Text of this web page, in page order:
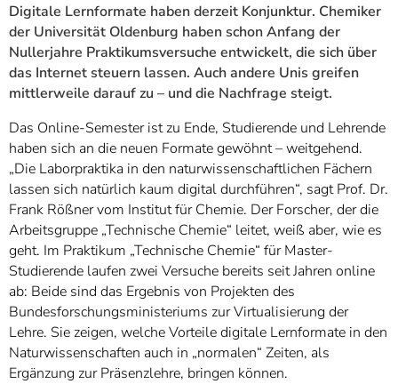
Digitale Lernformate haben derzeit Konjunktur. Chemiker
der Universität Oldenburg haben schon Anfang der
Nullerjahre Praktikumsversuche entwickelt, die sich über
das Internet steuern lassen. Auch andere Unis greifen
mittlerweile darauf zu – und die Nachfrage steigt.
Das Online-Semester ist zu Ende, Studierende und Lehrende
haben sich an die neuen Formate gewöhnt – weitgehend.
„Die Laborpraktika in den naturwissenschaftlichen Fächern
lassen sich natürlich kaum digital durchführen“, sagt Prof. Dr.
Frank Rößner vom Institut für Chemie. Der Forscher, der die
Arbeitsgruppe „Technische Chemie“ leitet, weiß aber, wie es
geht. Im Praktikum „Technische Chemie“ für Master-
Studierende laufen zwei Versuche bereits seit Jahren online
ab: Beide sind das Ergebnis von Projekten des
Bundesforschungsministeriums zur Virtualisierung der
Lehre. Sie zeigen, welche Vorteile digitale Lernformate in den
Naturwissenschaften auch in „normalen“ Zeiten, als
Ergänzung zur Präsenzlehre, bringen können.